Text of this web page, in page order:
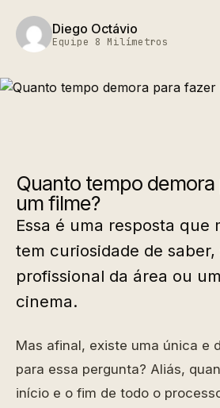
Diego Octávio
Equipe 8 Milímetros
Quanto tempo
um filme?
Essa é uma resposta que
tem curiosidade de saber,
profissional da área ou
cinema.
Mas afinal, existe uma única e
para essa pergunta? Aliás,
início e o fim de todo o